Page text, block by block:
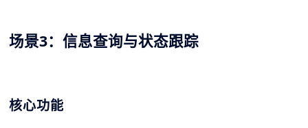
场景3：信息查询与状态跟踪
核心功能